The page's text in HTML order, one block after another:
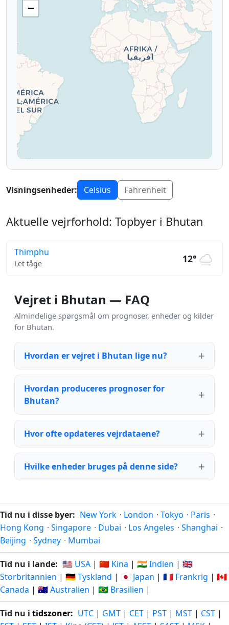
−
Visningsenheder: Celsius Fahrenheit
Aktuelle vejrforhold: Topbyer i Bhutan
Thimphu
Let tåge 12°
Vejret i Bhutan — FAQ
Almindelige spørgsmål om prognoser, enheder og kilder
for Bhutan.
Hvordan er vejret i Bhutan lige nu?
Hvordan produceres prognoser for
Bhutan?
Hvor ofte opdateres vejrdataene?
Hvilke enheder bruges på denne side?
Tid nu i disse byer: New York · London · Tokyo · Paris ·
Hong Kong · Singapore · Dubai · Los Angeles · Shanghai ·
Beijing · Sydney · Mumbai
Tid nu i lande: 🇺🇸 USA | 🇨🇳 Kina | 🇮🇳 Indien | 🇬🇧
Storbritannien | 🇩🇪 Tyskland | 🇯🇵 Japan | 🇫🇷 Frankrig | 🇨🇦
Canada | 🇦🇺 Australien | 🇧🇷 Brasilien |
Tid nu i tidszoner: UTC | GMT | CET | PST | MST | CST |